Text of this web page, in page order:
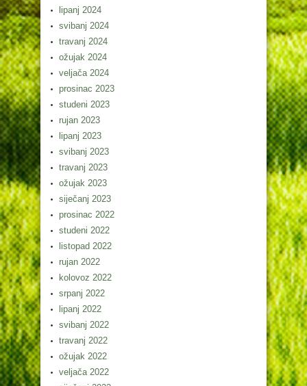
lipanj 2024
svibanj 2024
travanj 2024
ožujak 2024
veljača 2024
prosinac 2023
studeni 2023
rujan 2023
lipanj 2023
svibanj 2023
travanj 2023
ožujak 2023
siječanj 2023
prosinac 2022
studeni 2022
listopad 2022
rujan 2022
kolovoz 2022
srpanj 2022
lipanj 2022
svibanj 2022
travanj 2022
ožujak 2022
veljača 2022